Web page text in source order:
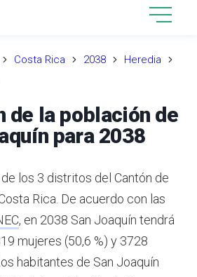
Costa Rica 2038
Heredia
de la población de
para 2038
los 3 distritos del Cantón de
Rica. De acuerdo con las
, en 2038 San Joaquín tendrá
mujeres (50,6 %) y 3728
habitantes de San Joaquín